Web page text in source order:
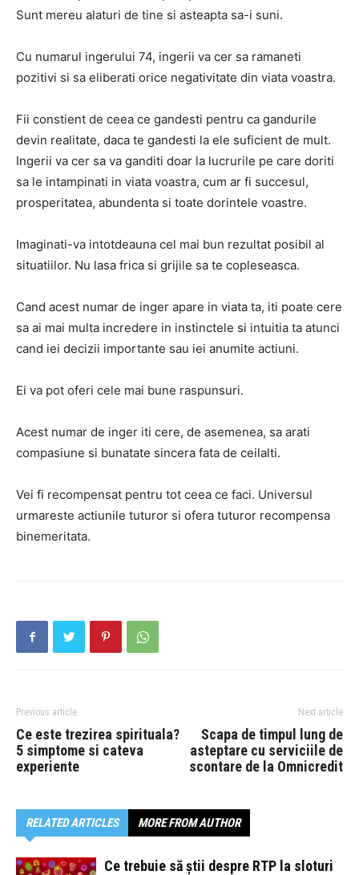
Sunt mereu alaturi de tine si asteapta sa-i suni.
Cu numarul ingerului 74, ingerii va cer sa ramaneti
pozitivi si sa eliberati orice negativitate din viata voastra.
Fii constient de ceea ce gandesti pentru ca gandurile
devin realitate, daca te gandesti la ele suficient de mult.
Ingerii va cer sa va ganditi doar la lucrurile pe care doriti
sa le intampinati in viata voastra, cum ar fi succesul,
prosperitatea, abundenta si toate dorintele voastre.
Imaginati-va intotdeauna cel mai bun rezultat posibil al
situatiilor. Nu lasa frica si grijile sa te copleseasca.
Cand acest numar de inger apare in viata ta, iti poate cere
sa ai mai multa incredere in instinctele si intuitia ta atunci
cand iei decizii importante sau iei anumite actiuni.
Ei va pot oferi cele mai bune raspunsuri.
Acest numar de inger iti cere, de asemenea, sa arati
compasiune si bunatate sincera fata de ceilalti.
Vei fi recompensat pentru tot ceea ce faci. Universul
urmareste actiunile tuturor si ofera tuturor recompensa
binemeritata.
Previous article
Ce este trezirea spirituala?
5 simptome si cateva
experiente
Next article
Scapa de timpul lung de
asteptare cu serviciile de
scontare de la Omnicredit
RELATED ARTICLES MORE FROM AUTHOR
Ce trebuie să știi despre RTP la sloturi